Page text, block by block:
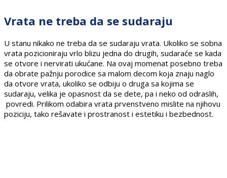
Vrata ne treba da se sudaraju
U stanu nikako ne treba da se sudaraju vrata. Ukoliko se sobna
vrata pozicioniraju vrlo blizu jedna do drugih, sudaraće se kada
se otvore i nervirati ukućane. Na ovaj momenat posebno treba
da obrate pažnju porodice sa malom decom koja znaju naglo
da otvore vrata, ukoliko se odbiju o druga sa kojima se
sudaraju, velika je opasnost da se dete, pa i neko od odraslih,
povredi. Prilikom odabira vrata prvenstveno mislite na njihovu
poziciju, tako rešavate i prostranost i estetiku i bezbednost.